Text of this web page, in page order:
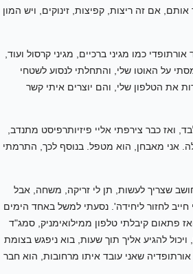
אם זה ריצות, קפיצות, זינוקים, ויש המון
כמו מגיני ברכיים, מגיני קרסול ועוד,
על האוטו שלי, והתחלתי לנסוע לשטחי
את הטלפון שלי, והם יוצרים איתי קשר
ואז כבר צירפתי אליי פיזיותרפיסט מתנדב,
אני מאבחן, הוא מטפל. בנוסף לכך, התרמתי
שצריך לעשות, תן לי זריקה, משחה, אבל
לחזור ליחידה'. נסעתי למשל באחד הימים
פתאום קיבלתי טלפון ממילואימניק, סמג"ד
להגיע אליך תוך שעות, בוא ניפגש בצומת
שאני עובד איתו מרחובות, הוא חבר